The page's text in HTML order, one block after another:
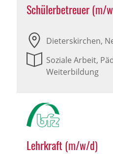
Schülerbetreuer (m/
Dieterskirchen,
Soziale Arbeit,
Weiterbildung
Lehrkraft (m/w/d)